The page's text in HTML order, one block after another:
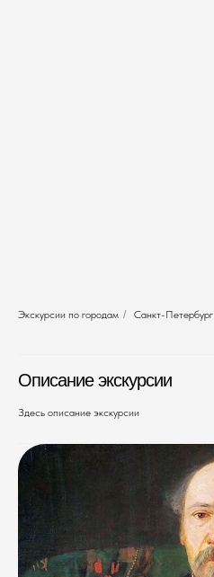
Экскурсии по городам / Санкт-Петербург
Описание экскурсии
Здесь описание экскурсии